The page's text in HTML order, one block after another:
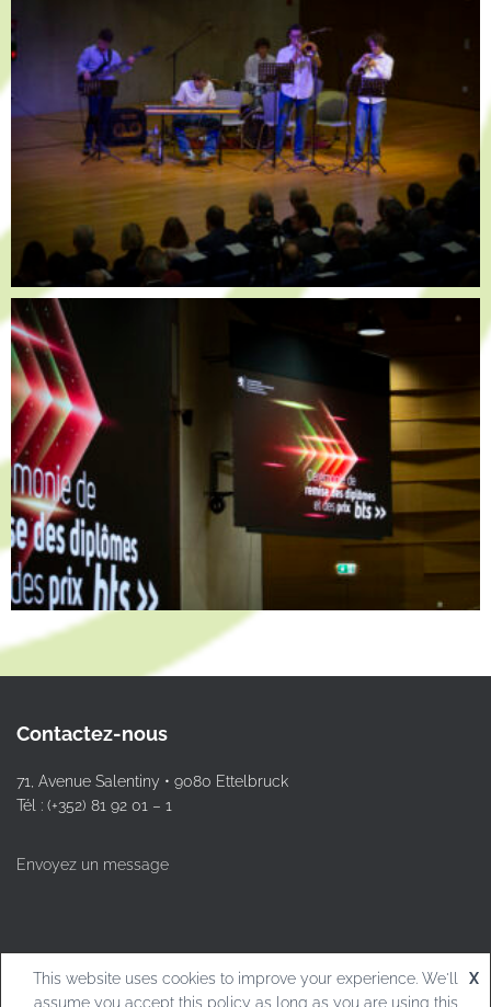
Contactez-nous
71, Avenue Salentiny • 9080 Ettelbruck
Tél : (+352) 81 92 01 – 1
Envoyez un message
© L.T.Ettelbruck
This website uses cookies to improve your experience. We'll
assume you accept this policy as long as you are using this
X